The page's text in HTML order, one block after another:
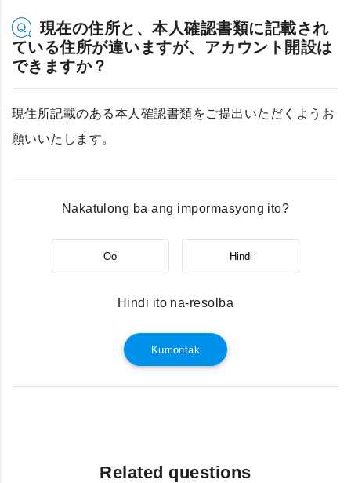
現在の住所と、本人確認書類に記載され
ている住所が違いますが、アカウント開設は
できますか？
現住所記載のある本人確認書類をご提出いただくようお
願いいたします。
Nakatulong ba ang impormasyong ito?
Oo Hindi
Hindi ito na-resolba
Kumontak
Related questions